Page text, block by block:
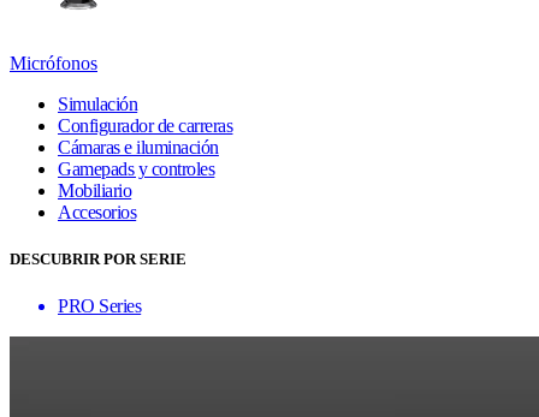
Micrófonos
Simulación
Configurador de carreras
Cámaras e iluminación
Gamepads y controles
Mobiliario
Accesorios
DESCUBRIR POR SERIE
PRO Series